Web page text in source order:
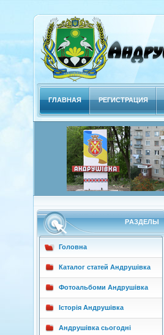
ГЛАВНАЯ РЕГИСТРАЦИЯ
РAЗДЕЛЫ
Головна
Каталог статей Андрушівка
Фотоальбоми Андрушівка
Історія Андрушівка
Андрушівка сьогодні